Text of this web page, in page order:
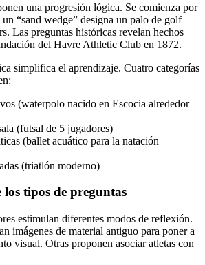
una progresión lógica. Se comienza por
“sand wedge” designa un palo de golf
Las preguntas históricas revelan hechos
del Havre Athletic Club en 1872.
simplifica el aprendizaje. Cuatro categorías
(waterpolo nacido en Escocia alrededor
(futsal de 5 jugadores)
(ballet acuático para la natación
(triatlón moderno)
tipos de preguntas
estimulan diferentes modos de reflexión.
imágenes de material antiguo para poner a
visual. Otras proponen asociar atletas con